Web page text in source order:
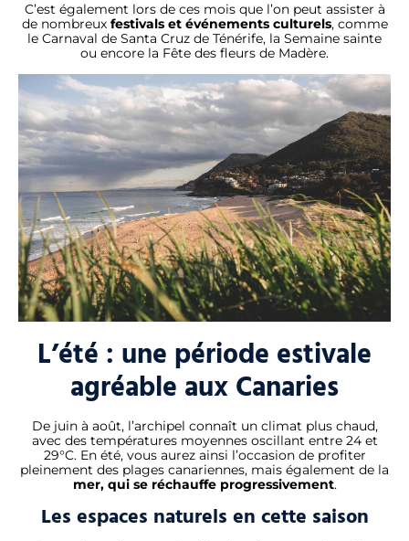
C’est également lors de ces mois que l’on peut assister à
de nombreux festivals et événements culturels, comme
le Carnaval de Santa Cruz de Ténérife, la Semaine sainte
ou encore la Fête des fleurs de Madère.
L’été : une période estivale
agréable aux Canaries
De juin à août, l’archipel connaît un climat plus chaud,
avec des températures moyennes oscillant entre 24 et
29°C. En été, vous aurez ainsi l’occasion de profiter
pleinement des plages canariennes, mais également de la
mer, qui se réchauffe progressivement.
Les espaces naturels en cette saison